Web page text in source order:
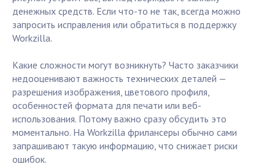
денежных средств. Если что-то не так, всегда можно
запросить исправления или обратиться в поддержку
Workzilla.
Какие сложности могут возникнуть? Часто заказчики
недооценивают важность технических деталей —
разрешения изображения, цветового профиля,
особенностей формата для печати или веб-
использования. Потому важно сразу обсудить это
моментально. На Workzilla фрилансеры обычно сами
запрашивают такую информацию, что снижает риски
ошибок.